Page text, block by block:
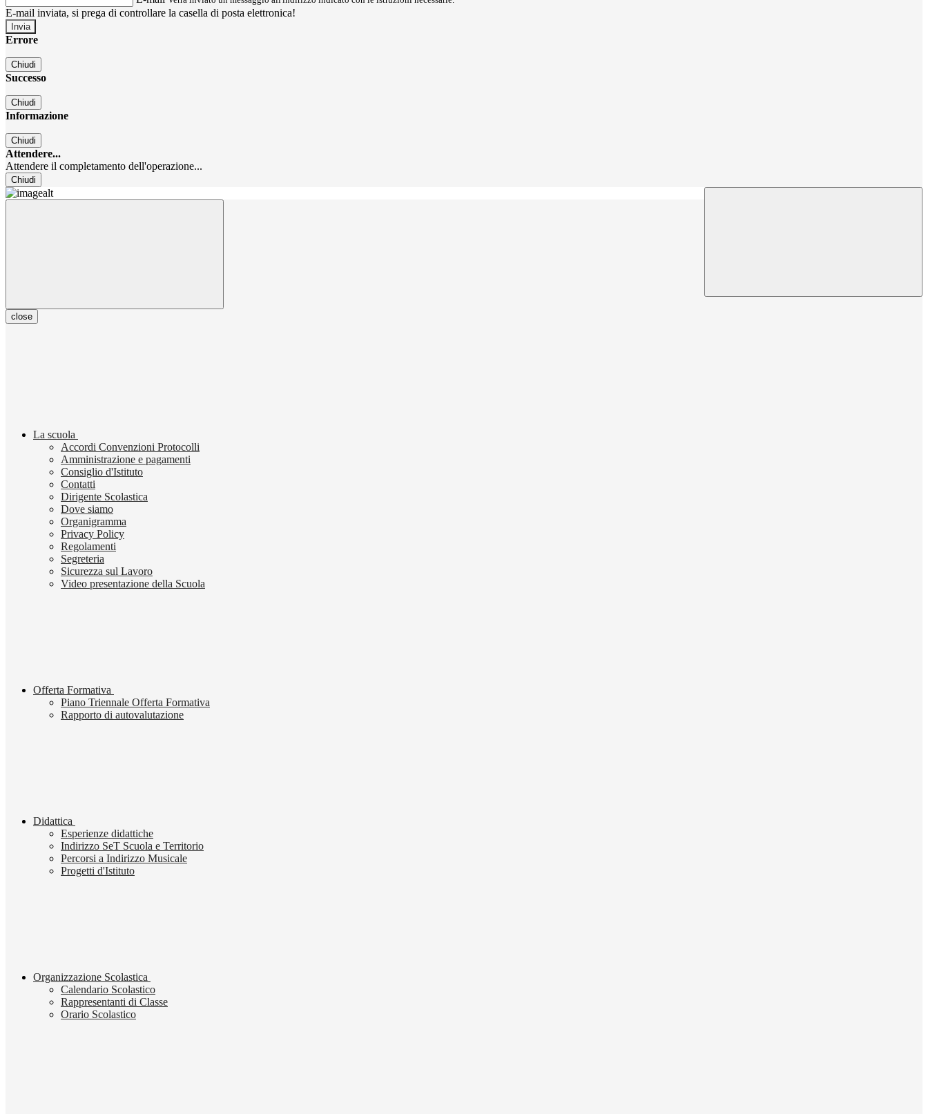
E-mail inviata, si prega di controllare la casella di posta elettronica!
Errore
Chiudi
Successo
Chiudi
Informazione
Chiudi
Attendere...
Attendere il completamento dell'operazione...
Chiudi
close
La scuola
Accordi Convenzioni Protocolli
Amministrazione e pagamenti
Consiglio d'Istituto
Contatti
Dirigente Scolastica
Dove siamo
Organigramma
Privacy Policy
Regolamenti
Segreteria
Sicurezza sul Lavoro
Video presentazione della Scuola
Offerta Formativa
Piano Triennale Offerta Formativa
Rapporto di autovalutazione
Didattica
Esperienze didattiche
Indirizzo SeT Scuola e Territorio
Percorsi a Indirizzo Musicale
Progetti d'Istituto
Organizzazione Scolastica
Calendario Scolastico
Rappresentanti di Classe
Orario Scolastico